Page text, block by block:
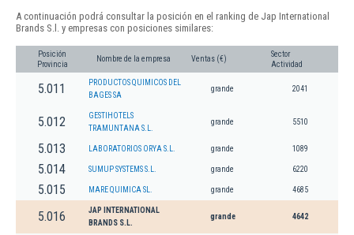
A continuación podrá consultar la posición en el ranking de Jap International
Brands S.l. y empresas con posiciones similares:
Posición
Provincia
Nombre de la empresa Ventas (€)
Sector
Actividad
5.011
PRODUCTOS QUIMICOS DEL
BAGES SA
grande 2041
5.012
GESTIHOTELS
TRAMUNTANA S.L.
grande 5510
5.013 LABORATORIOS ORYA S.L. grande 1089
5.014 SUMUP SYSTEMS S.L. grande 6220
5.015 MARE QUIMICA SL. grande 4685
5.016
JAP INTERNATIONAL
BRANDS S.L.
grande 4642